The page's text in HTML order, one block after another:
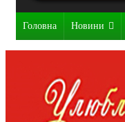
Головна Новини